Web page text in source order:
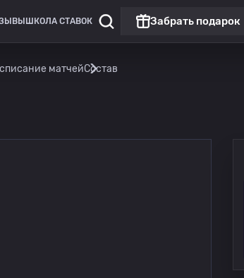
ШКОЛА СТАВОК Забрать подарок
матчейСостав